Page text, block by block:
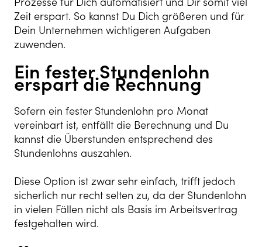
Zeit erspart. So kannst Du Dich größeren und für
Dein Unternehmen wichtigeren Aufgaben
zuwenden.
Ein fester Stundenlohn
erspart die Rechnung
Sofern ein fester Stundenlohn pro Monat
vereinbart ist, entfällt die Berechnung und Du
kannst die Überstunden entsprechend des
Stundenlohns auszahlen.
Diese Option ist zwar sehr einfach, trifft jedoch
sicherlich nur recht selten zu, da der Stundenlohn
in vielen Fällen nicht als Basis im Arbeitsvertrag
festgehalten wird.